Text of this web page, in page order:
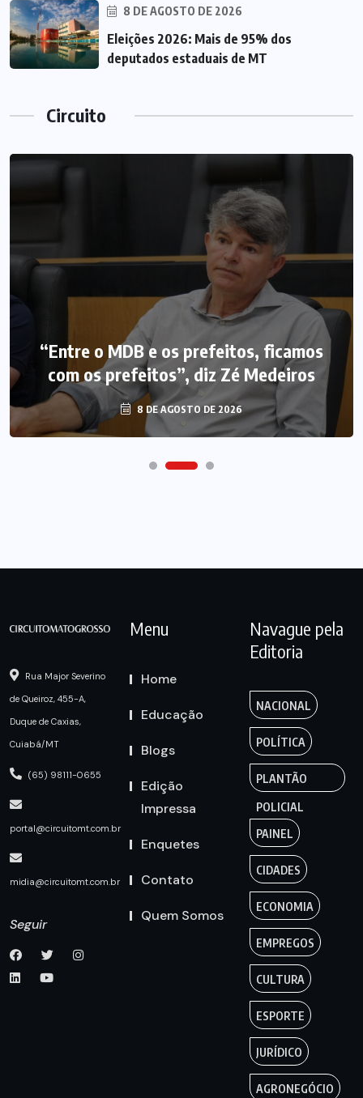
8 DE AGOSTO DE 2026
Eleições 2026: Mais de 95% dos
deputados estaduais de MT
Circuito
“Entre o MDB e os prefeitos, ficamos
com os prefeitos”, diz Zé Medeiros
8 DE AGOSTO DE 2026
Rua Major Severino
de Queiroz, 455-A,
Duque de Caxias,
Cuiabá/MT
(65) 98111-0655
portal@circuitomt.com.br
midia@circuitomt.com.br
Seguir
Menu
Home
Educação
Blogs
Edição
Impressa
Enquetes
Contato
Quem Somos
Navague pela
Editoria
NACIONAL
POLÍTICA
PLANTÃO
POLICIAL
PAINEL
CIDADES
ECONOMIA
EMPREGOS
CULTURA
ESPORTE
JURÍDICO
AGRONEGÓCIO